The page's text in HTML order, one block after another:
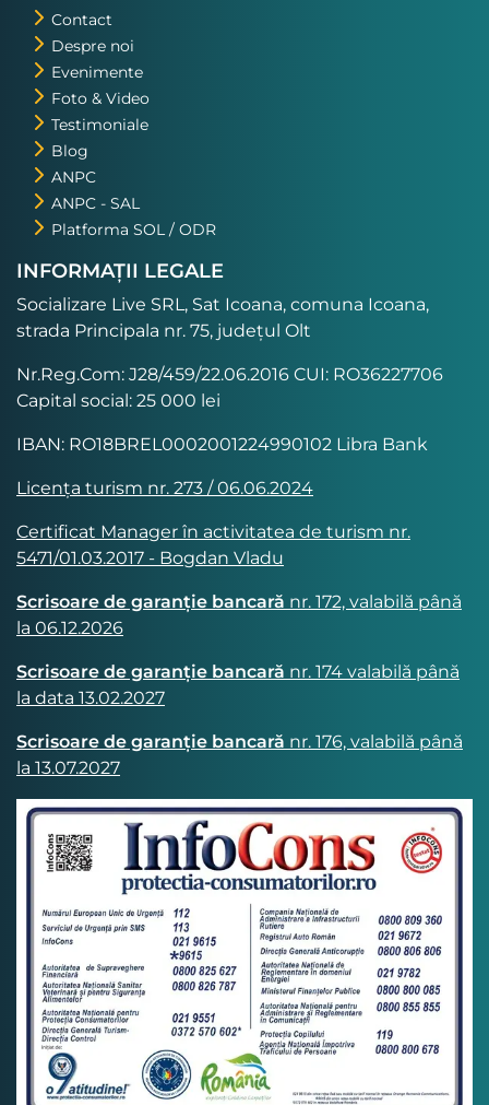
Contact
Despre noi
Evenimente
Foto & Video
Testimoniale
Blog
ANPC
ANPC - SAL
Platforma SOL / ODR
INFORMAȚII LEGALE
Socializare Live SRL, Sat Icoana, comuna Icoana,
strada Principala nr. 75, județul Olt
Nr.Reg.Com: J28/459/22.06.2016 CUI: RO36227706
Capital social: 25 000 lei
IBAN: RO18BREL0002001224990102 Libra Bank
Licența turism nr. 273 / 06.06.2024
Certificat Manager în activitatea de turism nr.
5471/01.03.2017 - Bogdan Vladu
Scrisoare de garanție bancară nr. 172, valabilă până
la 06.12.2026
Scrisoare de garanție bancară nr. 174 valabilă până
la data 13.02.2027
Scrisoare de garanție bancară nr. 176, valabilă până
la 13.07.2027